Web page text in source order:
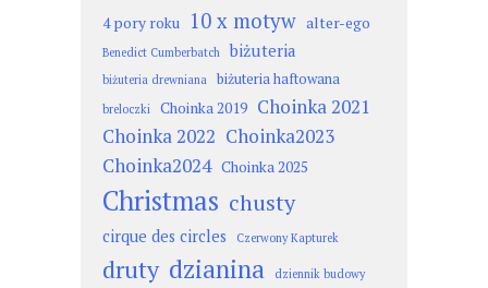
4 pory roku 10 x motyw alter-ego
Benedict Cumberbatch biżuteria
biżuteria drewniana biżuteria haftowana
breloczki Choinka 2019 Choinka 2021
Choinka 2022 Choinka2023
Choinka2024 Choinka 2025
Christmas chusty
cirque des circles Czerwony Kapturek
druty dzianina dziennik budowy